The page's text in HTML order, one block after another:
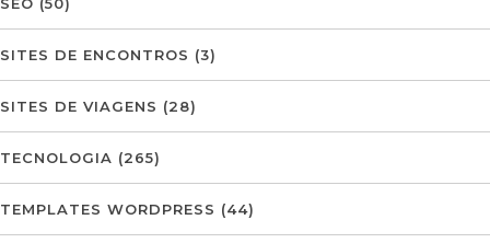
SEO (50)
SITES DE ENCONTROS (3)
SITES DE VIAGENS (28)
TECNOLOGIA (265)
TEMPLATES WORDPRESS (44)